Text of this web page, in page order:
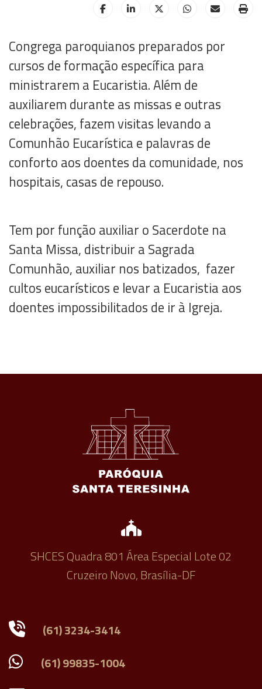
HELIX_ULTIMATE_SHARE_FACEBOOK
Congrega paroquianos preparados por
cursos de formação específica para
ministrarem a Eucaristia. Além de
auxiliarem durante as missas e outras
celebrações, fazem visitas levando a
Comunhão Eucarística e palavras de
conforto aos doentes da comunidade, nos
hospitais, casas de repouso.
Tem por função auxiliar o Sacerdote na
Santa Missa, distribuir a Sagrada
Comunhão, auxiliar nos batizados, fazer
cultos eucarísticos e levar a Eucaristia aos
doentes impossibilitados de ir à Igreja.
SHCES Quadra 801 Área Especial Lote 02
Cruzeiro Novo, Brasília-DF
(61) 3234-3414
(61) 99835-1004